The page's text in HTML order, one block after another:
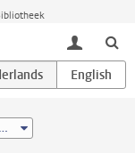
toggle
Wiskunde en Natuurwetenschappen